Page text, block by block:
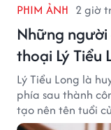
PHIM ẢNH 2 giờ
Những
thoại Lý Tiểu
Lý Tiểu Long là
phía sau thành
tạo nên tên tuổi